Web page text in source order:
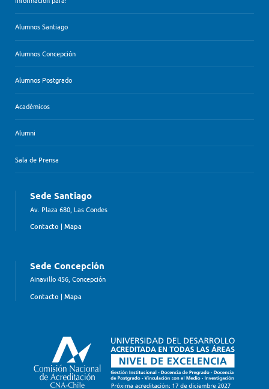
Alumnos Santiago
Alumnos Concepción
Alumnos Postgrado
Académicos
Alumni
Sala de Prensa
Sede Santiago
Av. Plaza 680, Las Condes
Contacto | Mapa
Sede Concepción
Ainavillo 456, Concepción
Contacto | Mapa